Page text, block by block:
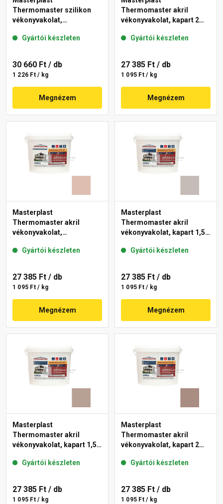
Thermomaster szilikon
vékonyvakolat,
14-D 25 kg
Gyártói készleten
30 660 Ft / db
1 226 Ft / kg
Megnézem
Thermomaster akril
vékonyvakolat, kapart 2
Gyártói készleten
27 385 Ft / db
1 095 Ft / kg
Megnézem
Masterplast
Thermomaster akril
vékonyvakolat,
13-D 25 kg
Gyártói készleten
27 385 Ft / db
1 095 Ft / kg
Megnézem
Masterplast
Thermomaster akril
vékonyvakolat, kapart 1,5
Gyártói készleten
27 385 Ft / db
1 095 Ft / kg
Megnézem
Masterplast
Thermomaster akril
vékonyvakolat, kapart 1,5
Gyártói készleten
27 385 Ft / db
1 095 Ft / kg
Masterplast
Thermomaster akril
vékonyvakolat, kapart 2
Gyártói készleten
27 385 Ft / db
1 095 Ft / kg